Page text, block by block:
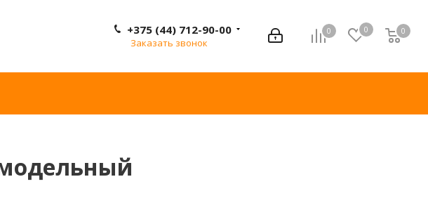
0 0 0
0
+375 (44) 712-90-00
Заказать звонок